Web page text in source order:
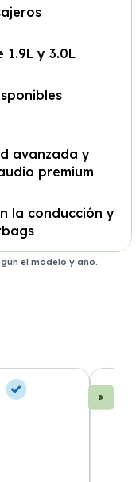
1.9L y 3.0L
avanzada y
premium
la conducción y
el modelo y año.